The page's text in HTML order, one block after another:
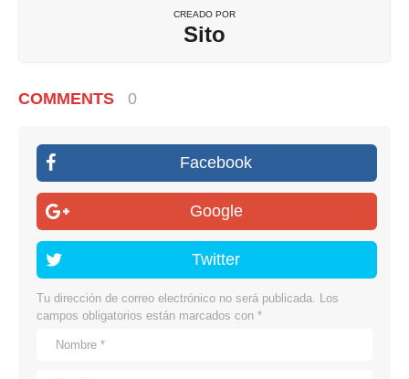
CREADO POR
Sito
COMMENTS 0
Facebook
Google
Twitter
Tu dirección de correo electrónico no será publicada. Los
campos obligatorios están marcados con *